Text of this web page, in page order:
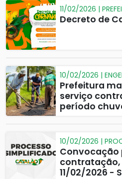
11/02/2026 |
Decreto de
10/02/2026 |
Prefeitura
serviço
período
10/02/2026 |
Convocação
contratação,
11/02/2026 -